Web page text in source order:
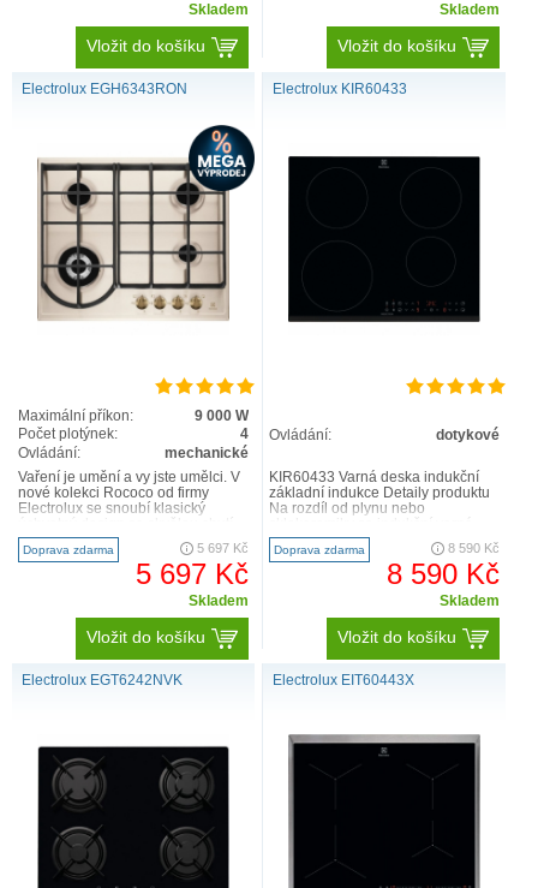
Skladem
Vložit do košíku
Skladem
Vložit do košíku
Electrolux EGH6343RON
Maximální příkon:
9 000 W
Počet plotýnek:
4
Ovládání:
mechanické
Vaření je umění a vy jste umělci. V
nové kolekci Rococo od firmy
Electrolux se snoubí klasický
Konečně máte spotře..
Doprava zdarma 5 697 Kč
5 697 Kč
Skladem
Vložit do košíku
Electrolux KIR60433
Ovládání: dotykové
KIR60433 Varná deska indukční
základní indukce Detaily produktu
Na rozdíl od plynu nebo
deska 300 nemusí rozehří..
Doprava zdarma 8 590 Kč
8 590 Kč
Skladem
Vložit do košíku
Electrolux EGT6242NVK Electrolux EIT60443X